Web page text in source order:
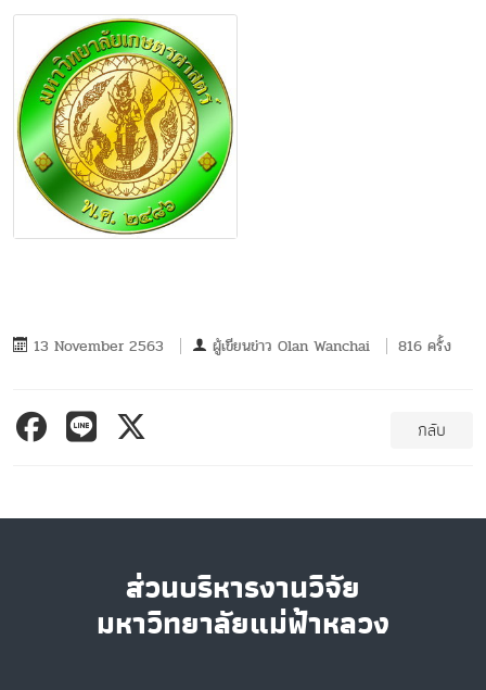
13 November 2563 ผู้เขียนข่าว Olan Wanchai 816 ครั้ง
กลับ
ส่วนบริหารงานวิจัย
มหาวิทยาลัยแม่ฟ้าหลวง